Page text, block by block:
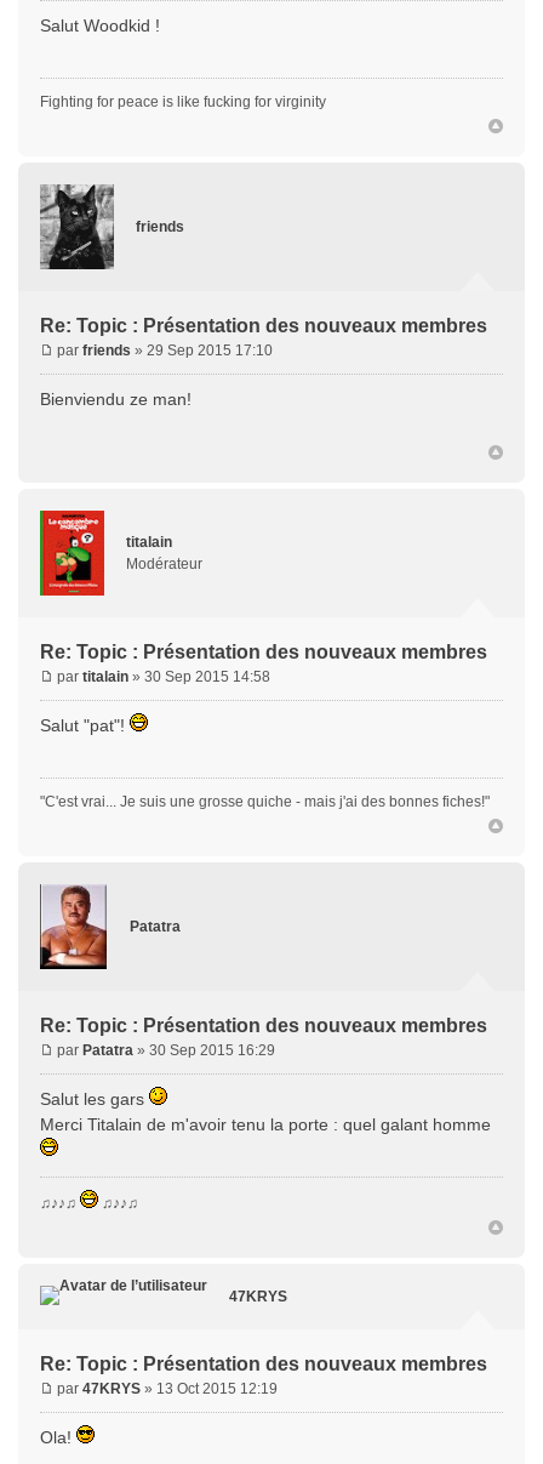
Salut Woodkid !
Fighting for peace is like fucking for virginity
friends
Re: Topic : Présentation des nouveaux membres
par friends » 29 Sep 2015 17:10
Bienviendu ze man!
titalain
Modérateur
Re: Topic : Présentation des nouveaux membres
par titalain » 30 Sep 2015 14:58
Salut "pat"!
"C'est vrai... Je suis une grosse quiche - mais j'ai des bonnes fiches!"
Patatra
Re: Topic : Présentation des nouveaux membres
par Patatra » 30 Sep 2015 16:29
Salut les gars
Merci Titalain de m'avoir tenu la porte : quel galant homme
♫♪♪♫ ♫♪♪♫
47KRYS
Re: Topic : Présentation des nouveaux membres
par 47KRYS » 13 Oct 2015 12:19
Ola!